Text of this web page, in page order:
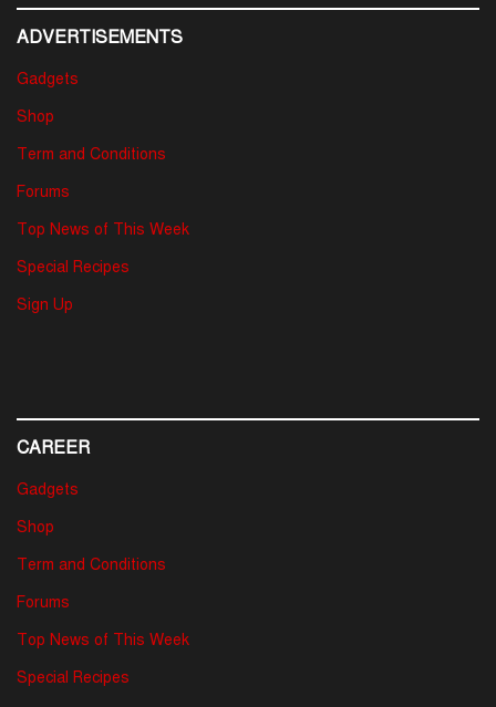
ADVERTISEMENTS
Gadgets
Shop
Term and Conditions
Forums
Top News of This Week
Special Recipes
Sign Up
CAREER
Gadgets
Shop
Term and Conditions
Forums
Top News of This Week
Special Recipes